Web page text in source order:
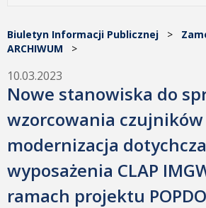
Biuletyn Informacji Publicznej >
ARCHIWUM >
10.03.2023
Nowe stanowiska do
wzorcowania czujników
modernizacja
wyposażenia CLAP
ramach projektu